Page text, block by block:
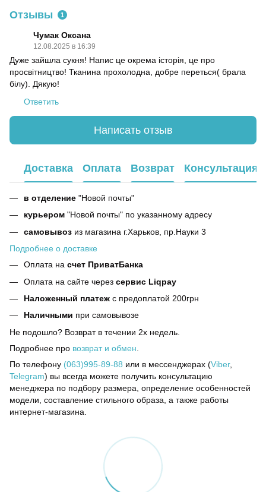
Отзывы 1
Чумак Оксана
12.08.2025 в 16:39
Дуже зайшла сукня! Напис це окрема історія, це про
просвітництво! Тканина прохолодна, добре переться( брала
білу). Дякую!
Ответить
Написать отзыв
Доставка Оплата Возврат Консультация
в отделение "Новой почты"
курьером "Новой почты" по указанному адресу
самовывоз из магазина г.Харьков, пр.Науки 3
Подробнее о доставке
Оплата на счет ПриватБанка
Оплата на сайте через сервис Liqpay
Наложенный платеж с предоплатой 200грн
Наличными при самовывозе
Не подошло? Возврат в течении 2х недель.
Подробнее про возврат и обмен
По телефону (063)995-89-88 или в мессенджерах (Viber,
Telegram) вы всегда можете получить консультацию
менеджера по подбору размера, определение особенностей
модели, составление стильного образа, а также работы
интернет-магазина.